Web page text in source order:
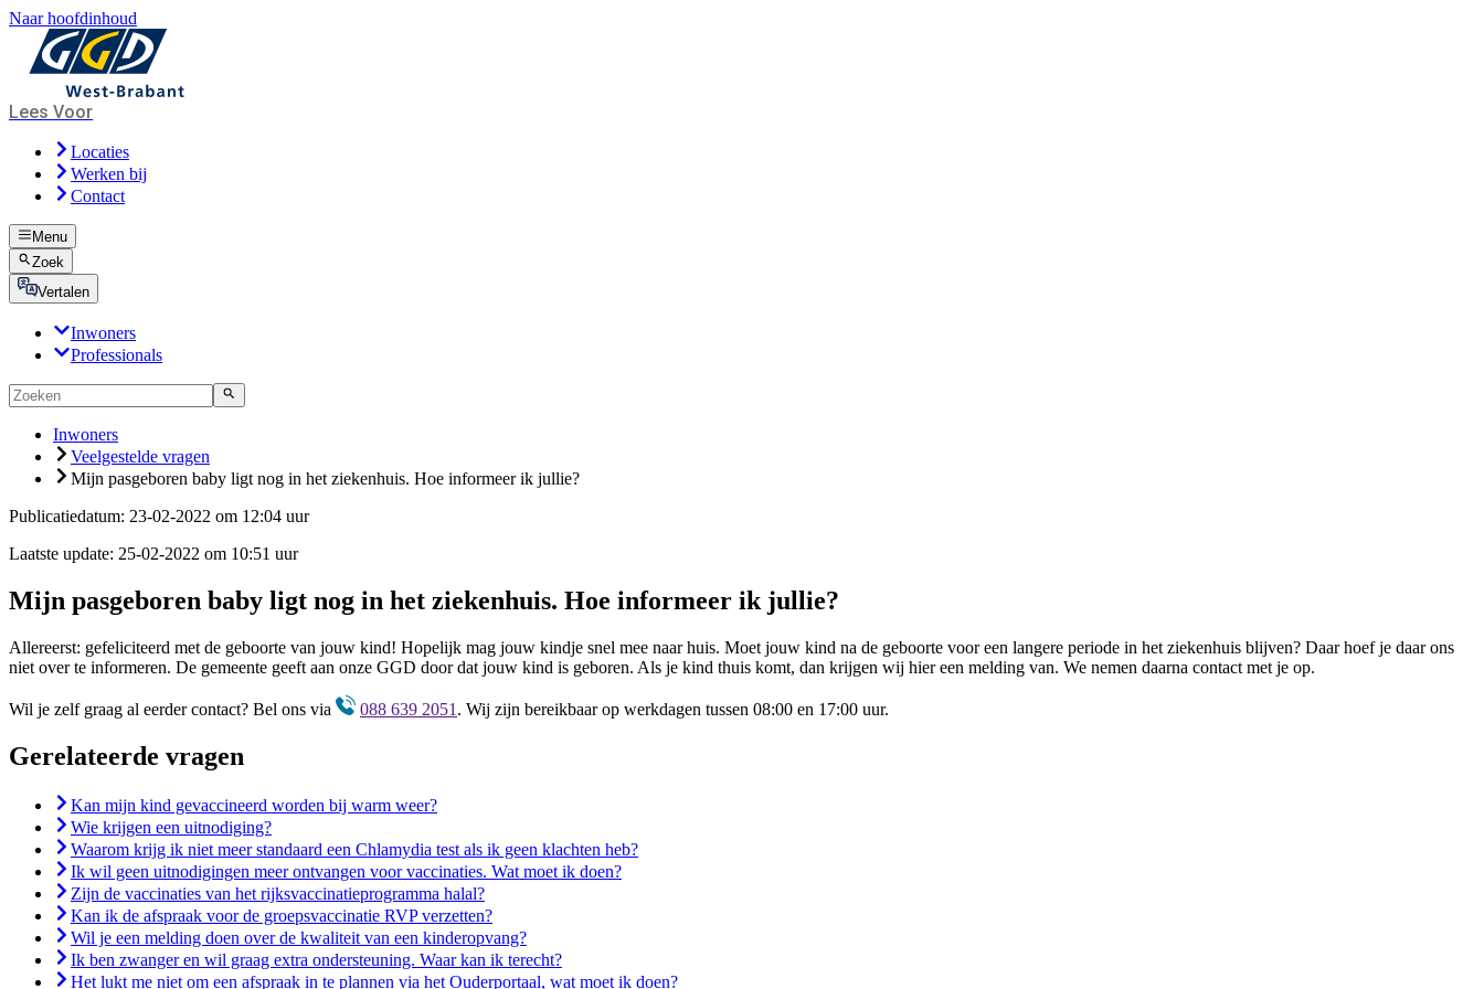
Naar hoofdinhoud
Lees Voor
Locaties
Werken bij
Contact
Menu
Zoek
Vertalen
Inwoners
Professionals
Inwoners
Veelgestelde vragen
Mijn pasgeboren baby ligt nog in het ziekenhuis. Hoe informeer ik jullie?
Publicatiedatum: 23-02-2022 om 12:04 uur
Laatste update: 25-02-2022 om 10:51 uur
Mijn pasgeboren baby ligt nog in het ziekenhuis. Hoe informeer ik jullie?
Allereerst: gefeliciteerd met de geboorte van jouw kind! Hopelijk mag jouw kindje snel mee naar huis. Moet jouw kind na de geboorte voor een langere periode in het ziekenhuis blijven? Daar hoef je daar ons
niet over te informeren. De gemeente geeft aan onze GGD door dat jouw kind is geboren. Als je kind thuis komt, dan krijgen wij hier een melding van. We nemen daarna contact met je op.
Wil je zelf graag al eerder contact? Bel ons via 088 639 2051 . Wij zijn bereikbaar op werkdagen tussen 08:00 en 17:00 uur.
Gerelateerde vragen
Kan mijn kind gevaccineerd worden bij warm weer?
Wie krijgen een uitnodiging?
Waarom krijg ik niet meer standaard een Chlamydia test als ik geen klachten heb?
Ik wil geen uitnodigingen meer ontvangen voor vaccinaties. Wat moet ik doen?
Zijn de vaccinaties van het rijksvaccinatieprogramma halal?
Kan ik de afspraak voor de groepsvaccinatie RVP verzetten?
Wil je een melding doen over de kwaliteit van een kinderopvang?
Ik ben zwanger en wil graag extra ondersteuning. Waar kan ik terecht?
Het lukt me niet om een afspraak in te plannen via het Ouderportaal, wat moet ik doen?